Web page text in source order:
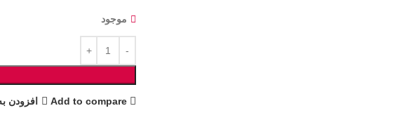
موجود
Add to compare افزودن